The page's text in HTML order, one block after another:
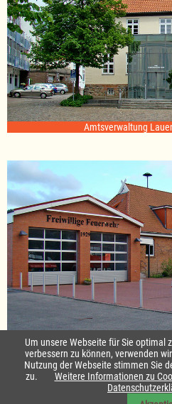
Amtsverwaltung
Standort
Impressum & Datenschutz|
Um unsere Webseite für Sie optimal
verbessern zu können, verwenden
Nutzung der Webseite stimmen Sie
zu.
Weitere Informationen zu